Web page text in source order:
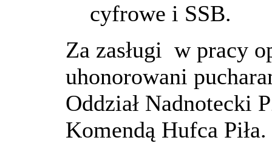
cyfrowe i SSB.
Za zasługi w pracy
uhonorowani
Oddział Nadnotecki
Komendą Hufca Piła.